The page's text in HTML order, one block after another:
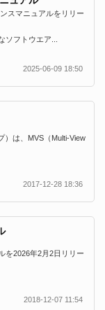
スマニュアルをリリー
ソフトウエア...
2025-06-09 18:50
）は、MVS（Multi-View
2017-12-28 18:36
を2026年2月2日リリー
2018-12-07 11:54